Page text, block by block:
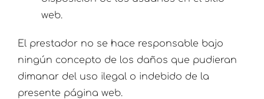
web.
El prestador no se hace responsable bajo
ningún concepto de los daños que pudieran
dimanar del uso ilegal o indebido de la
presente página web.